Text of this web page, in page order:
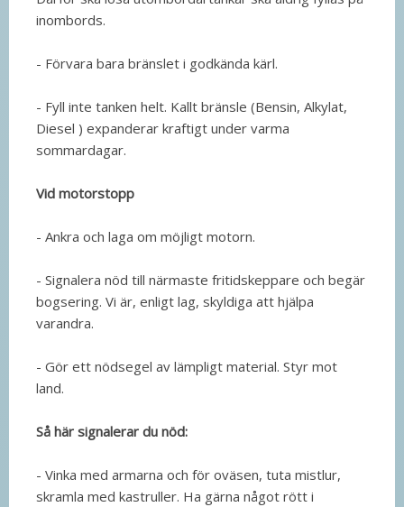
inombords.
- Förvara bara bränslet i godkända kärl.
- Fyll inte tanken helt. Kallt bränsle (Bensin, Alkylat,
Diesel ) expanderar kraftigt under varma
sommardagar.
Vid motorstopp
- Ankra och laga om möjligt motorn.
- Signalera nöd till närmaste fritidskeppare och begär
bogsering. Vi är, enligt lag, skyldiga att hjälpa
varandra.
- Gör ett nödsegel av lämpligt material. Styr mot
land.
Så här signalerar du nöd:
- Vinka med armarna och för oväsen, tuta mistlur,
skramla med kastruller. Ha gärna något rött i